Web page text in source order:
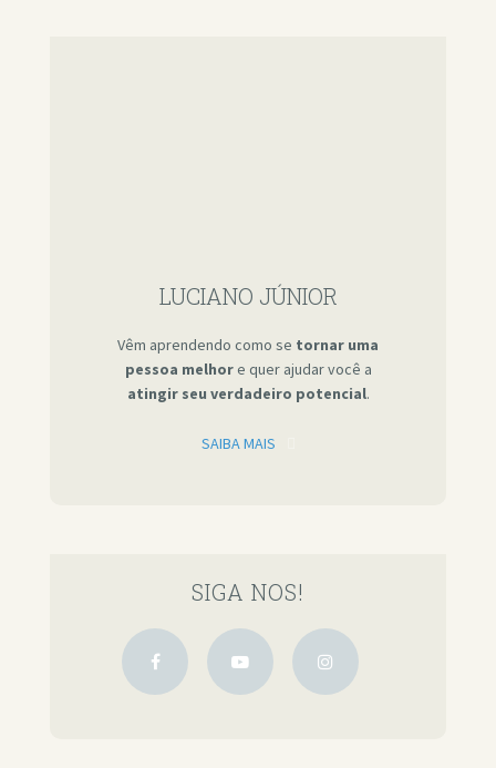
LUCIANO JÚNIOR
Vêm aprendendo como se tornar uma
pessoa melhore quer ajudar você a
atingir seu verdadeiro potencial.
SAIBA MAIS
SIGA NOS!